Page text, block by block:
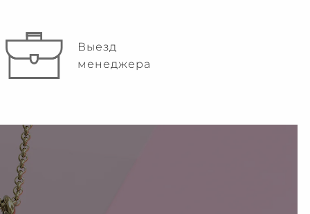
Выезд
менеджера